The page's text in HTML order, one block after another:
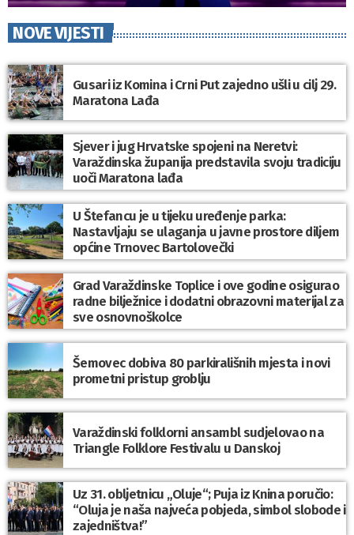
NOVE VIJESTI
Gusari iz Komina i Crni Put zajedno ušli u cilj 29.
Maratona Lađa
Sjever i jug Hrvatske spojeni na Neretvi:
Varaždinska županija predstavila svoju tradiciju
uoči Maratona lađa
U Štefancu je u tijeku uređenje parka:
Nastavljaju se ulaganja u javne prostore diljem
općine Trnovec Bartolovečki
Grad Varaždinske Toplice i ove godine osigurao
radne bilježnice i dodatni obrazovni materijal za
sve osnovnoškolce
Šemovec dobiva 80 parkirališnih mjesta i novi
prometni pristup groblju
Varaždinski folklorni ansambl sudjelovao na
Triangle Folklore Festivalu u Danskoj
Uz 31. obljetnicu „Oluje“; Puja iz Knina poručio:
“Oluja je naša najveća pobjeda, simbol slobode i
zajedništva!”